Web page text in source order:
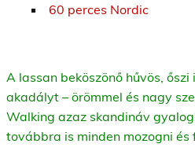
60 perces Nordic
A lassan beköszönő hűvös,
akadályt – örömmel és nagy
Walking azaz skandináv
továbbra is minden mozogni